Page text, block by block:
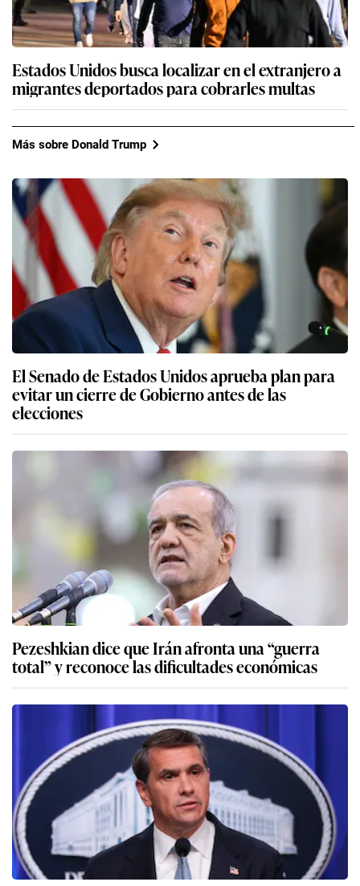
Estados Unidos busca localizar en el extranjero a
migrantes deportados para cobrarles multas
Más sobre Donald Trump
El Senado de Estados Unidos aprueba plan para
evitar un cierre de Gobierno antes de las
elecciones
Pezeshkian dice que Irán afronta una “guerra
total” y reconoce las dificultades económicas